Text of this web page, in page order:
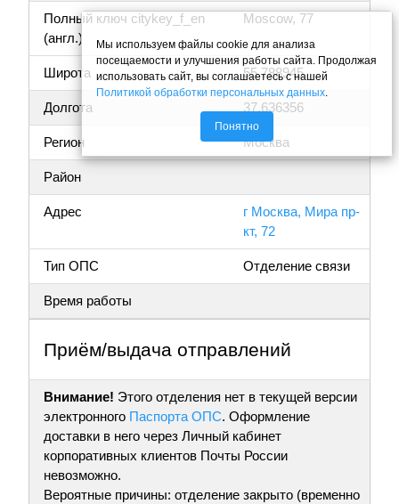
Полный ключ citykey_f_en
(англ.)
Moscow, 77
Широта 55.788945
Долгота 37.636356
Регион Москва
Район
Адрес
г Москва, Мира пр-
кт, 72
Тип ОПС Отделение связи
Время работы
Приём/выдача отправлений
Внимание! Этого отделения нет в текущей версии
электронного Паспорта ОПС. Оформление
доставки в него через Личный кабинет
корпоративных клиентов Почты России
невозможно.
Вероятные причины: отделение закрыто (временно
Мы используем файлы cookie для анализа
посещаемости и улучшения работы сайта. Продолжая
использовать сайт, вы соглашаетесь с нашей
Политикой обработки персональных данных.
Понятно